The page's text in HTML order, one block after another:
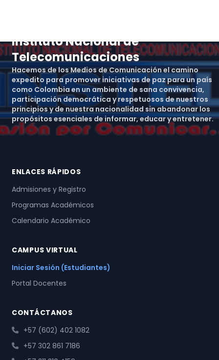
Instituto Nacional de
Telecomunicaciones
Hacemos de los Medios de Comunicación el camino
expedito para promover iniciativas de paz para un país
como Colombia en un ambiente de sana convivencia,
participación democrática y respetuosos de nuestros
principios y de nuestra nacionalidad sin abandonar los
propósitos esenciales de informar, educar y entretener.
ENLACES RÁPIDOS
Admisiones y Registro
Programas Académicos
Calendario Académico
CAMPUS VIRTUAL
Iniciar Sesión (Estudiantes)
Portal Docentes
CONTÁCTANOS
+57 (602) 402 1082
+57 302 861 7186